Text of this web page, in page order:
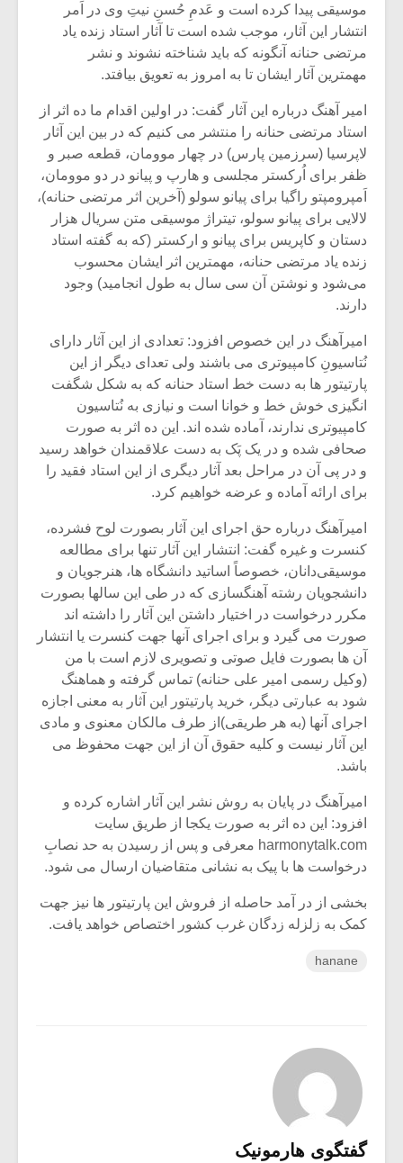
موسیقی پیدا کرده است و عَدمِ حُسنِ نیتِ وی در اَمر
انتشار این آثار، موجب شده است تا آثار استاد زنده یاد
مرتضی حنانه آنگونه که باید شناخته نشوند و نشر
مهمترین آثار ایشان تا به امروز به تعویق بیافتد.
امیر آهنگ درباره این آثار گفت: در اولین اقدام ما ده اثر از
استاد مرتضی حنانه را منتشر می کنیم که در بین این آثار
لاپرسیا (سرزمین پارس) در چهار موومان، قطعه صبر و
ظفر برای اُرکستر مجلسی و هارپ و پیانو در دو موومان،
اَمپرومپتو راگیا برای پیانو سولو (آخرین اثر مرتضی حنانه)،
لالایی برای پیانو سولو، تیتراژ موسیقی متن سریال هزار
دستان و کاپریس برای پیانو و ارکستر (که به گفته استاد
زنده یاد مرتضی حنانه، مهمترین اثر ایشان محسوب
می‌شود و نوشتن آن سی سال به طول انجامید) وجود
دارند.
امیرآهنگ در این خصوص افزود: تعدادی از این آثار دارای
نُتاسیونِ کامپیوتری می باشند ولی تعدای دیگر از این
پارتیتور ها به دست خط استاد حنانه که به شکل شگفت
انگیزی خوش خط و خوانا است و نیازی به نُتاسیون
کامپیوتری ندارند، آماده شده اند. این ده اثر به صورت
صحافی شده و در یک پَک به دست علاقمندان خواهد رسید
و در پی آن در مراحل بعد آثار دیگری از این استاد فقید را
برای ارائه آماده و عرضه خواهیم کرد.
امیرآهنگ درباره حق اجرای این آثار بصورت لوح فشرده،
کنسرت و غیره گفت: انتشار این آثار تنها برای مطالعه
موسیقی‌دانان، خصوصاً اساتید دانشگاه ها، هنرجویان و
دانشجویان رشته آهنگسازی که در طی این سالها بصورت
مکرر درخواست در اختیار داشتن این آثار را داشته اند
صورت می گیرد و برای اجرای آنها جهت کنسرت یا انتشار
آن ها بصورت فایل صوتی و تصویری لازم است با من
(وکیل رسمی امیر علی حنانه) تماس گرفته و هماهنگ
شود به عبارتی دیگر، خرید پارتیتور این آثار به معنی اجازه
اجرای آنها (به هر طریقی)از طرف مالکان معنوی و مادی
این آثار نیست و کلیه حقوق آن از این جهت محفوظ می
باشد.
امیرآهنگ در پایان به روش نشر این آثار اشاره کرده و
افزود: این ده اثر به صورت یکجا از طریق سایت
harmonytalk.com معرفی و پس از رسیدن به حد نصابِ
درخواست ها با پیک به نشانی متقاضیان ارسال می شود.
بخشی از در آمد حاصله از فروش این پارتیتور ها نیز جهت
کمک به زلزله زدگان غرب کشور اختصاص خواهد یافت.
hanane
گفتگوی هارمونیک
میکلوش روژا
یادداشتی بر موسیقی
متن فیلم «متری
شیش و نیم»
اگر نمی توانی
مشهورترین باشی،
بدنام ترین باش
دوره
موسیقی
برگزار
سکانسی
موسیقی